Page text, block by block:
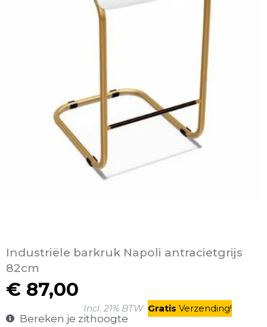
Industriële barkruk Napoli antracietgrijs
82cm
€ 87,00
Incl. 21% BTW Gratis Verzending!
Bereken je zithoogte